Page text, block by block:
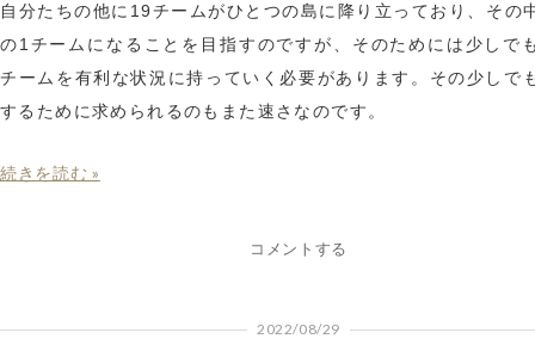
自分たちの他に19チームがひとつの島に降り立っており、その
の1チームになることを目指すのですが、そのためには少しで
チームを有利な状況に持っていく必要があります。その少しで
するために求められるのもまた速さなのです。
続きを読む »
コメントする
2022/08/29